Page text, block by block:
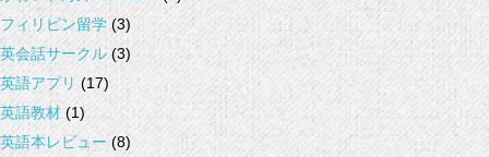
フィリピン留学 (3)
英会話サークル (3)
英語アプリ (17)
英語教材 (1)
英語本レビュー (8)